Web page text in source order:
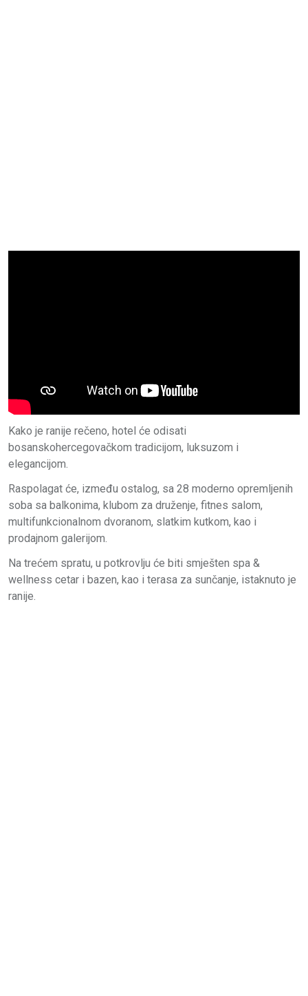
Kako je ranije rečeno, hotel će odisati
bosanskohercegovačkom tradicijom, luksuzom i
elegancijom.
Raspolagat će, između ostalog, sa 28 moderno opremljenih
soba sa balkonima, klubom za druženje, fitnes salom,
multifunkcionalnom dvoranom, slatkim kutkom, kao i
prodajnom galerijom.
Na trećem spratu, u potkrovlju će biti smješten spa &
wellness cetar i bazen, kao i terasa za sunčanje, istaknuto je
ranije.